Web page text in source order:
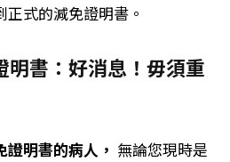
式的減免證明書。
明書：好消息！毋須重
明書的病人， 無論您現時是